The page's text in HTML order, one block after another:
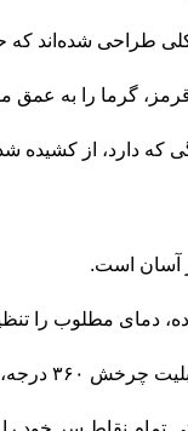
قرمز، گرما را به
که دارد، از
تنظیم کنید و پس از ۳۰
از آن در هر زاویه‌ای استفاده کنید.